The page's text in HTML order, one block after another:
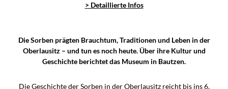
> Detaillierte Infos
Die Sorben prägten Brauchtum, Traditionen und Leben in der
Oberlausitz – und tun es noch heute. Über ihre Kultur und
Geschichte berichtet das Museum in Bautzen.
Die Geschichte der Sorben in der Oberlausitz reicht bis ins 6.